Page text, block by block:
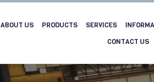
ABOUT US PRODUCTS SERVICES
CONTACT US